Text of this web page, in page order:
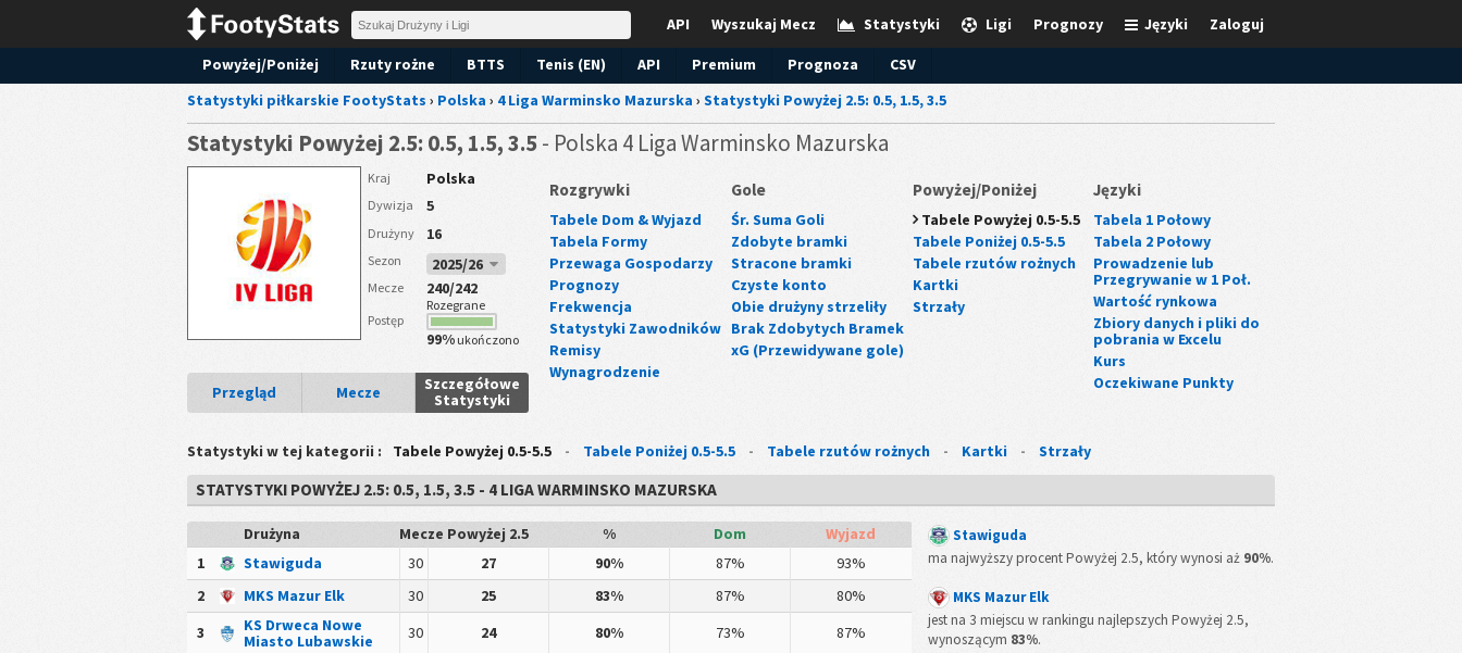
Zaloguj
Języki
Prognozy
Ligi
Statystyki
Wyszukaj Mecz
API
Powyżej/Poniżej Rzuty rożne BTTS Tenis (EN) API Premium Prognoza
CSV
Statystyki piłkarskie FootyStats › Polska › 4 Liga Warminsko Mazurska › Statystyki Powyżej 2.5: 0.5, 1.5, 3.5
Statystyki Powyżej 2.5: 0.5, 1.5, 3.5- Polska 4 Liga Warminsko Mazurska
Kraj Polska
Dywizja 5
Drużyny 16
Sezon 2025/26
Mecze 240/242
Rozegrane
Postęp
99%ukończono
Przegląd Mecze
Szczegółowe
Statystyki
Rozgrywki
Tabele Dom & Wyjazd
Tabela Formy
Przewaga Gospodarzy
Prognozy
Frekwencja
Statystyki Zawodników
Remisy
Wynagrodzenie
Gole
Śr. Suma Goli
Zdobyte bramki
Stracone bramki
Czyste konto
Obie drużyny strzeliły
Brak Zdobytych Bramek
xG (Przewidywane gole)
Powyżej/Poniżej
Tabele Powyżej 0.5-5.5
Tabele Poniżej 0.5-5.5
Tabele rzutów rożnych
Kartki
Strzały
Języki
Tabela 1 Połowy
Tabela 2 Połowy
Prowadzenie lub
Przegrywanie w 1 Poł.
Wartość rynkowa
Zbiory danych i pliki do
pobrania w Excelu
Kurs
Oczekiwane Punkty
Statystyki w tej kategorii : Tabele Powyżej 0.5-5.5 - Tabele Poniżej 0.5-5.5 - Tabele rzutów rożnych - Kartki - Strzały
STATYSTYKI POWYŻEJ 2.5: 0.5, 1.5, 3.5 - 4 LIGA WARMINSKO MAZURSKA
Drużyna Mecze Powyżej 2.5 % Dom
Wyjazd
1
Stawiguda 30 27 90% 87%
93%
2
MKS Mazur Elk 30 25 83% 87%
80%
3
KS Drweca Nowe
Miasto Lubawskie
30 24 80% 73%
87%
Stawiguda
ma najwyższy procent Powyżej 2.5, który wynosi aż 90%.
MKS Mazur Elk
jest na 3 miejscu w rankingu najlepszych Powyżej 2.5,
wynoszącym 83%.